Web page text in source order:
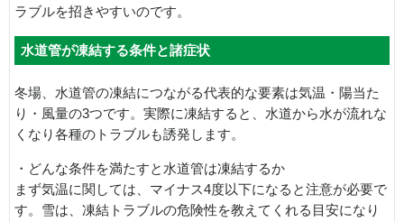
ラブルを招きやすいのです。
水道管が凍結する条件と諸症状
冬場、水道管の凍結につながる代表的な要素は気温・陽当た
り・風量の3つです。実際に凍結すると、水道から水が流れな
くなり各種のトラブルも誘発します。
・どんな条件を満たすと水道管は凍結するか
まず気温に関しては、マイナス4度以下になると注意が必要で
す。雪は、凍結トラブルの危険性を教えてくれる目安になり